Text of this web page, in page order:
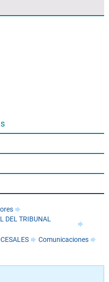
DEL TRIBUNAL
Comunicaciones